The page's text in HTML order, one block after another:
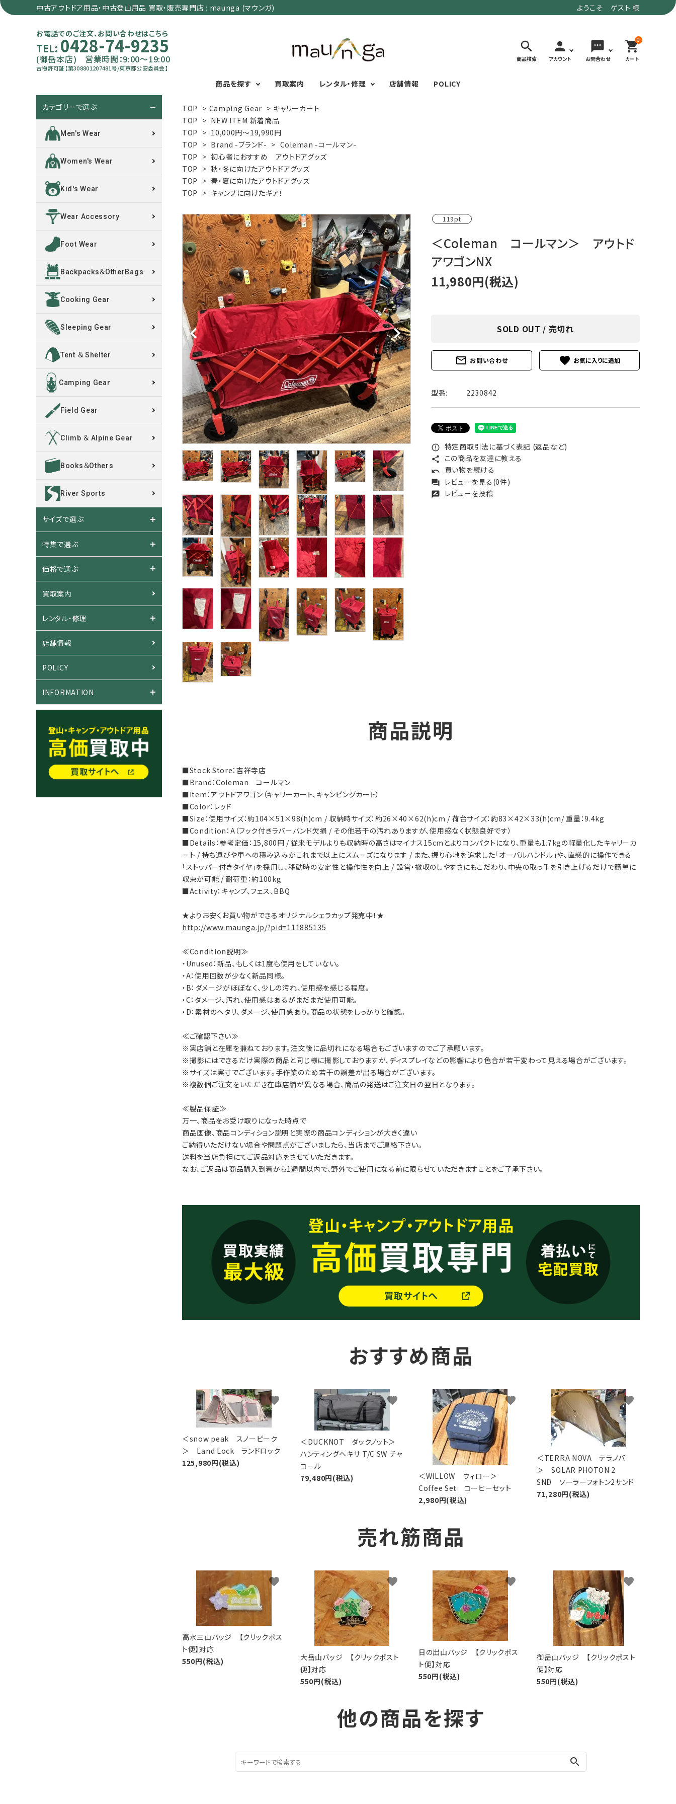
中古アウトドア用品・中古登山用品 買取・販売専門店 : maunga (マウンガ) ようこそ ゲスト 様
お電話でのご注文、お問い合わせはこちら
TEL: 0428-74-9235
(御岳本店) 営業時間：9:00～19:00
古物許可証【第308801207481号/東京都公安委員会】
search
商品検索
person
アカウント
sms
お問合わせ
0
shopping_cart
カート
商品を探す
カテゴリーで選ぶ
Men's Wear
Women's Wear
Kid's Wear
Wear Accessory
Backpacks＆
OtherBags
Cooking Gear
Sleeping Gear
Tent ＆ Shelter
Camping Gear
Field Gear
Climb ＆ Alpine
Gear
Books＆Others
River Sports
サイズで選ぶ
MENS
UNISEX
XXSXSSMLXL
本気の登山用品
春・夏に向けたアウトドアグ
ッズ
冬期・雪山に向けたウェア・
ギア
テント泊山行に向けたギ
ア！
沢登りに向けたウェア・ギ
ア！
トレイルラン向けウェア・ギ
ア！
キャンプに向けたギア！
リバースポーツ
買取案内 レンタル・修理 店舗情報 POLICY
レンタル・修理
INFORMATION
ACCOUNT MENU
ようこそ ゲスト 様
ログイン
TOP > Camping Gear > キャリーカート
TOP > NEW ITEM 新着商品
TOP > 10,000円～19,990円
TOP > Brand -ブランド- > Coleman -コールマン-
TOP > 初心者におすすめ アウトドアグッズ
TOP > 秋・冬に向けたアウトドアグッズ
TOP > 春・夏に向けたアウトドアグッズ
TOP > キャンプに向けたギア！
119pt
＜Coleman コールマン＞ アウトド
アワゴンNX
11,980円(税込)
SOLD OUT / 売切れ
mail_outline お問い合わせ favorite
型番: 2230842
error_outline 特定商取引法に基づく表記 (返品など)
share この商品を友達に教える
undo 買い物を続ける
forum レビューを見る(0件)
rate_review レビューを投稿
商品説明
■Stock Store：吉祥寺店
■Brand：Coleman コールマン
■Item：アウトドアワゴン（キャリーカート、キャンピングカート）
■Color：レッド
■Size：使用サイズ：約104×51×98(h)cm / 収納時サイズ：約26×40×62(h)cm / 荷台サイズ：約83×42×33(h)cm/ 重量：9.4kg
■Condition：A（フック付きラバーバンド欠損 / その他若干の汚れありますが、使用感なく状態良好です）
■Details：参考定価：15,800円 / 従来モデルよりも収納時の高さはマイナス15cmとよりコンパクトになり、重量も1.7kgの軽量化したキャリーカ
ート / 持ち運びや車への積み込みがこれまで以上にスムーズになります / また、握り心地を追求した「オーバルハンドル」や、直感的に操作できる
「ストッパー付きタイヤ」を採用し、移動時の安定性と操作性を向上 / 設営・撤収のしやすさにもこだわり、中央の取っ手を引き上げるだけで簡単に
収束が可能 / 耐荷重：約100kg
■Activity：キャンプ、フェス、BBQ
★よりお安くお買い物ができるオリジナルシェラカップ発売中！★
http://www.maunga.jp/?pid=111885135
≪Condition説明≫
・Unused：新品、もしくは1度も使用をしていない。
・A：使用回数が少なく新品同様。
・B：ダメージがほぼなく、少しの汚れ、使用感を感じる程度。
・C：ダメージ、汚れ、使用感はあるがまだまだ使用可能。
・D：素材のヘタリ、ダメージ、使用感あり。商品の状態をしっかりと確認。
≪ご確認下さい≫
※実店舗と在庫を兼ねております。注文後に品切れになる場合もございますのでご了承願います。
※撮影にはできるだけ実際の商品と同じ様に撮影しておりますが、ディスプレイなどの影響により色合が若干変わって見える場合がございます。
※サイズは実寸でございます。手作業のため若干の誤差が出る場合がございます。
※複数個ご注文をいただき在庫店舗が異なる場合、商品の発送はご注文日の翌日となります。
≪製品保証≫
万一、商品をお受け取りになった時点で
商品画像、商品コンディション説明と実際の商品コンディションが大きく違い
ご納得いただけない場合や問題点がございましたら、当店までご連絡下さい。
送料を当店負担にてご返品対応をさせていただきます。
なお、ご返品は商品購入到着から1週間以内で、野外でご使用になる前に限らせていただきますことをご了承下さい。
おすすめ商品
＜snow peak スノーピーク
＞ Land Lock ランドロック
125,980円(税込)
favorite
＜DUCKNOT ダックノット＞
ハンティングヘキサ T/C SW チャ
コール
79,480円(税込)
favorite
＜WILLOW ウィロー＞
Coffee Set コーヒーセット
2,980円(税込)
favorite
＜TERRA NOVA テラノバ
＞ SOLAR PHOTON 2
SND ソーラーフォトン2サンド
71,280円(税込)
favorite
売れ筋商品
高水三山バッジ 【クリックポス
ト便】対応
550円(税込)
favorite
大岳山バッジ 【クリックポスト
便】対応
550円(税込)
favorite
日の出山バッジ 【クリックポス
ト便】対応
550円(税込)
favorite
御岳山バッジ 【クリックポスト
便】対応
550円(税込)
favorite
他の商品を探す
search
カテゴリーで選ぶ
Men's Wear
Women's Wear
Kid's Wear
Wear Accessory
Foot Wear
Backpacks＆OtherBags
Cooking Gear
Sleeping Gear
Tent ＆ Shelter
Camping Gear
Field Gear
Climb ＆ Alpine Gear
Books＆Others
River Sports
サイズで選ぶ
特集で選ぶ
価格で選ぶ
買取案内
レンタル・修理
店舗情報
POLICY
INFORMATION